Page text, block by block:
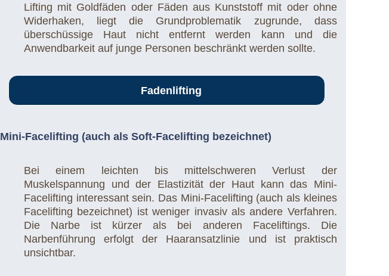
Lifting mit Goldfäden oder Fäden aus Kunststoff mit oder ohne
Widerhaken, liegt die Grundproblematik zugrunde, dass
überschüssige Haut nicht entfernt werden kann und die
Anwendbarkeit auf junge Personen beschränkt werden sollte.
Fadenlifting
Mini-Facelifting (auch als Soft-Facelifting bezeichnet)
Bei einem leichten bis mittelschweren Verlust der
Muskelspannung und der Elastizität der Haut kann das Mini-
Facelifting interessant sein. Das Mini-Facelifting (auch als kleines
Facelifting bezeichnet) ist weniger invasiv als andere Verfahren.
Die Narbe ist kürzer als bei anderen Faceliftings. Die
Narbenführung erfolgt der Haaransatzlinie und ist praktisch
unsichtbar.